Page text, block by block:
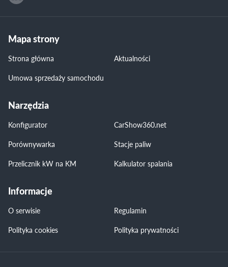
Mapa strony
Strona główna
Aktualności
Umowa sprzedaży samochodu
Narzędzia
Konfigurator
CarShow360.net
Porównywarka
Stacje paliw
Przelicznik kW na KM
Kalkulator spalania
Informacje
O serwisie
Regulamin
Polityka cookies
Polityka prywatności